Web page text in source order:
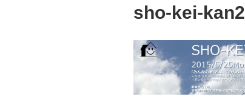
sho-kei-kan2